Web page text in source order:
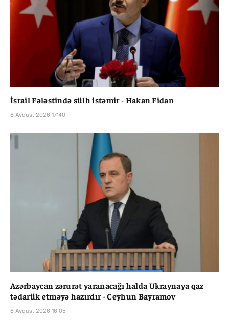
İsrail Fələstində sülh istəmir - Hakan Fidan
6 Avqust 2026 17:40
Azərbaycan zərurət yaranacağı halda Ukraynaya qaz
tədarük etməyə hazırdır - Ceyhun Bayramov
6 Avqust 2026 16:05